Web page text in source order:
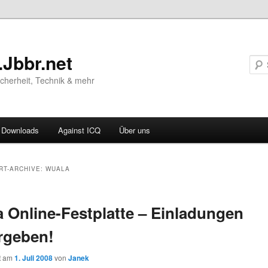
Technik & mehr
Downloads Against ICQ Über uns
ARCHIVE:WUALA
Online-Festplatte – Einladungen
am1. Juli 2008 vonJanek